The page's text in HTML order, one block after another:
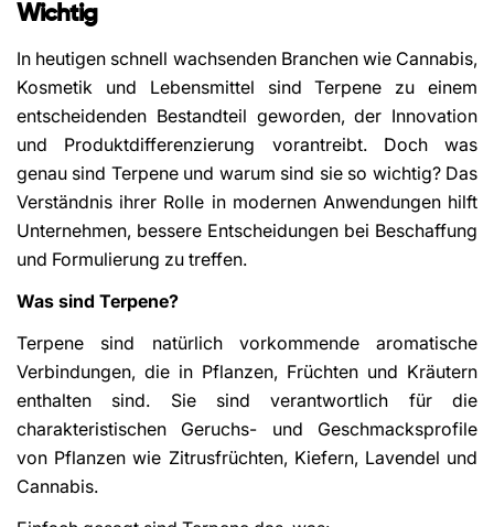
Wichtig
In heutigen schnell wachsenden Branchen wie Cannabis,
Kosmetik und Lebensmittel sind Terpene zu einem
entscheidenden Bestandteil geworden, der Innovation
und Produktdifferenzierung vorantreibt. Doch was
genau sind Terpene und warum sind sie so wichtig? Das
Verständnis ihrer Rolle in modernen Anwendungen hilft
Unternehmen, bessere Entscheidungen bei Beschaffung
und Formulierung zu treffen.
Was sind Terpene?
Terpene sind natürlich vorkommende aromatische
Verbindungen, die in Pflanzen, Früchten und Kräutern
enthalten sind. Sie sind verantwortlich für die
charakteristischen Geruchs- und Geschmacksprofile
von Pflanzen wie Zitrusfrüchten, Kiefern, Lavendel und
Cannabis.
Copy
Share
on
Facebook
Share
on
X
on
Pinterest